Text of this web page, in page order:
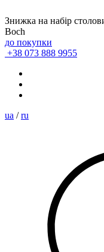
Знижка на набір
Boch
до покупки
+38 073 888 9955
ua / ru